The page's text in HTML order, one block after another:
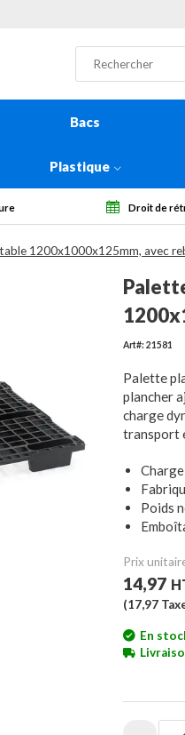
Bacs
Plastique
Droit de
1200x1000x125mm, avec
Art#: 21581
Palette
plancher
charge
transport
Poids
Prix
14,97
(17,97
En